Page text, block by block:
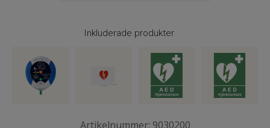
Inkluderade produkter
Artikelnummer: 9030200